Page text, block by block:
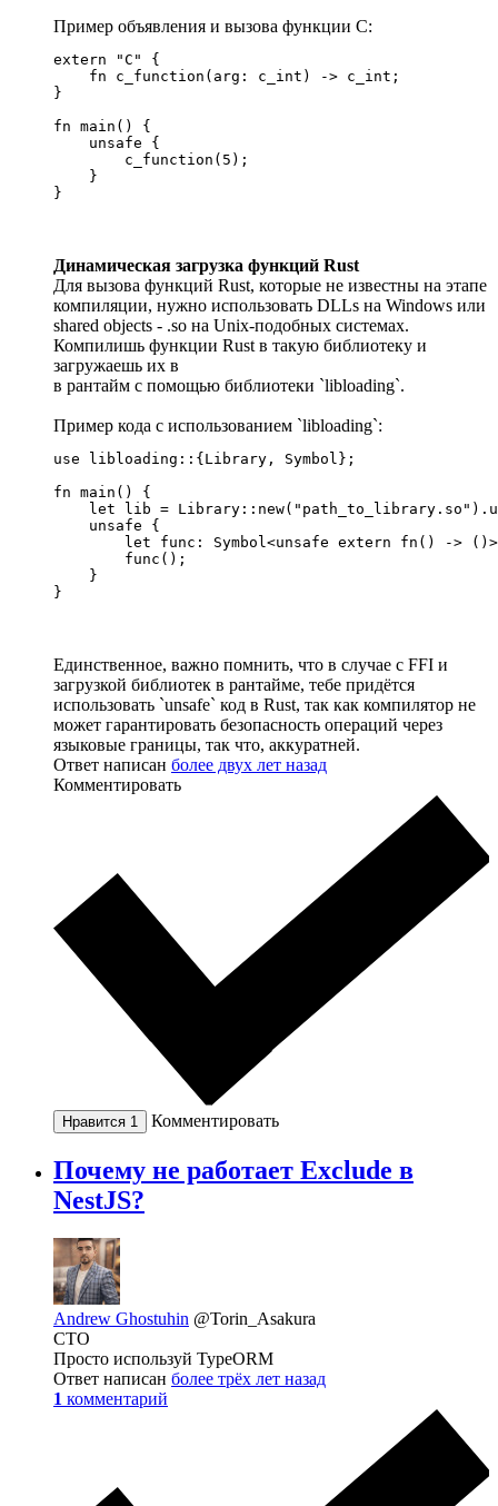
Пример объявления и вызова функции C:
extern "C" {
    fn c_function(arg: c_int) -> c_int;
}
fn main() {
    unsafe {
        c_function(5);
    }
}
Динамическая загрузка функций Rust
Для вызова функций Rust, которые не известны на этапе
компиляции, нужно использовать DLLs на Windows или
shared objects - .so на Unix-подобных системах.
Компилишь функции Rust в такую библиотеку и
загружаешь их в
в рантайм с помощью библиотеки `libloading`.
Пример кода с использованием `libloading`:
use libloading::{Library, Symbol};
fn main() {
let lib =
    unsafe {
let func: Symbol<unsafe extern fn() ->
        func();
    }
}
Единственное, важно помнить, что в случае с FFI и
загрузкой библиотек в рантайме, тебе придётся
использовать `unsafe` код в Rust, так как компилятор не
может гарантировать безопасность операций через
языковые границы, так что, аккуратней.
Ответ написан более двух лет назад
Комментировать
Нравится 1 Комментировать
Почему не работает Exclude в
NestJS?
Andrew Ghostuhin @Torin_Asakura
CTO
Просто используй TypeORM
Ответ написан более трёх лет назад
1 комментарий